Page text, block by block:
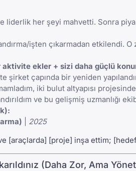
liderlik her şeyi mahvetti. Sonra
işten çıkarmadan etkilendi.
ekler + sizi daha güçlü
çapında bir yeniden
iki bulut altyapısı
ve bu gelişmiş uzmanlığı
2025
[araçlarda] [proje] inşa ettim;
(Daha Zor, Ama